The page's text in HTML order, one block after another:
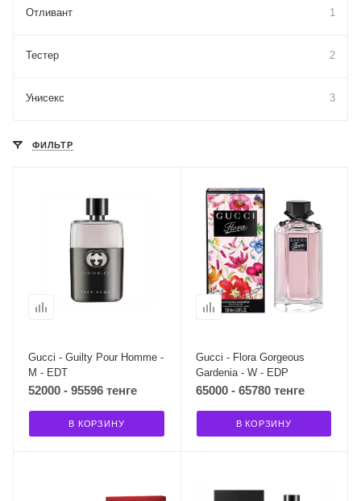
Отливант 1
Тестер 2
Унисекс 3
ФИЛЬТР
Gucci - Guilty Pour Homme -
M - EDT
52000 - 95596 тенге
В КОРЗИНУ
Gucci - Flora Gorgeous
Gardenia - W - EDP
65000 - 65780 тенге
В КОРЗИНУ